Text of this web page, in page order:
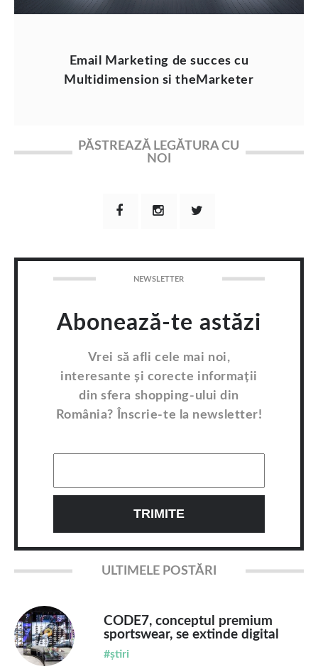
Email Marketing de succes cu
Multidimension si theMarketer
PĂSTREAZĂ LEGĂTURA CU
NOI
NEWSLETTER
Abonează-te astăzi
Vrei să afli cele mai noi,
interesante și corecte informații
din sfera shopping-ului din
România? Înscrie-te la newsletter!
ULTIMELE POSTĂRI
CODE7, conceptul premium
sportswear, se extinde digital
#știri